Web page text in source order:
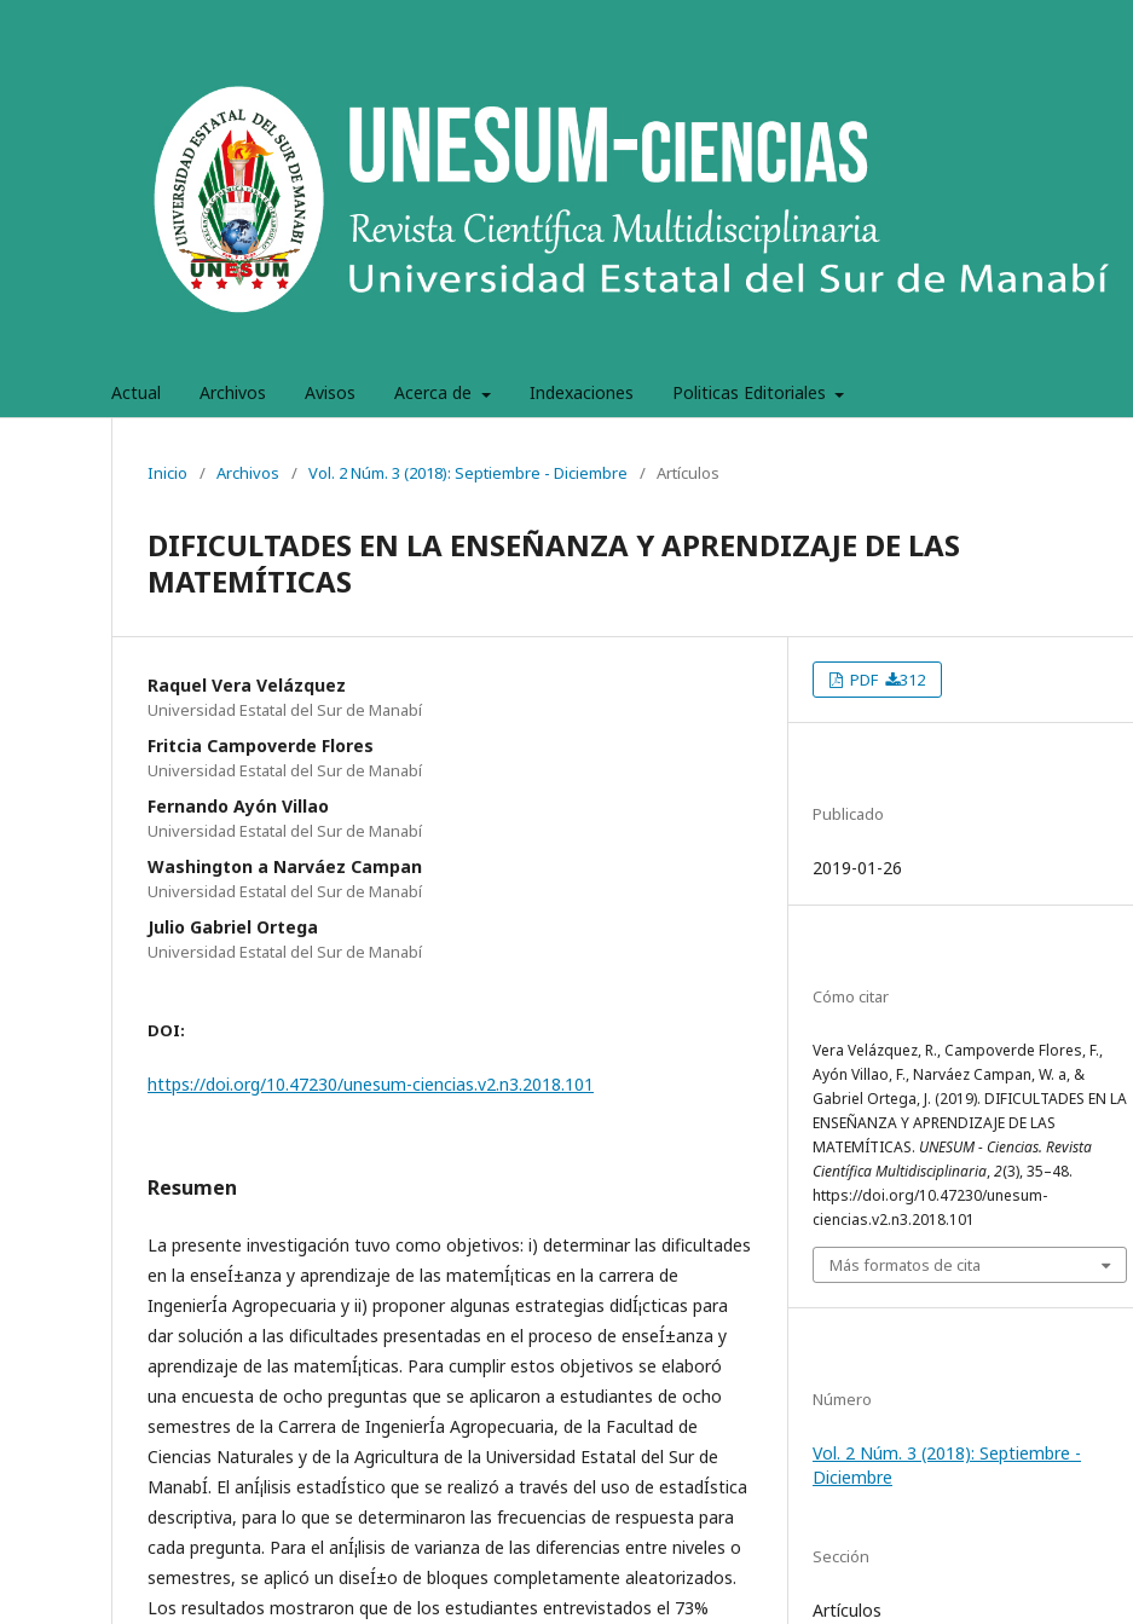
Actual Archivos Avisos Acerca de Indexaciones Politicas Editoriales
Inicio / Archivos / Vol. 2 Núm. 3 (2018): Septiembre - Diciembre / Artículos
DIFICULTADES EN LA ENSEÑANZA Y APRENDIZAJE DE LAS
MATEMÍTICAS
Raquel Vera Velázquez
Universidad Estatal del Sur de Manabí­
Fritcia Campoverde Flores
Universidad Estatal del Sur de Manabí­
Fernando Ayón Villao
Universidad Estatal del Sur de Manabí­
Washington a Narváez Campan
Universidad Estatal del Sur de Manabí­
Julio Gabriel Ortega
Universidad Estatal del Sur de Manabí­
DOI:
https://doi.org/10.47230/unesum-ciencias.v2.n3.2018.101
Resumen
La presente investigación tuvo como objetivos: i) determinar las dificultades
en la enseÍ±anza y aprendizaje de las matemÍ¡ticas en la carrera de
IngenierÍ­a Agropecuaria y ii) proponer algunas estrategias didÍ¡cticas para
dar solución a las dificultades presentadas en el proceso de enseÍ±anza y
aprendizaje de las matemÍ¡ticas. Para cumplir estos objetivos se elaboró
una encuesta de ocho preguntas que se aplicaron a estudiantes de ocho
semestres de la Carrera de IngenierÍ­a Agropecuaria, de la Facultad de
Ciencias Naturales y de la Agricultura de la Universidad Estatal del Sur de
ManabÍ­. El anÍ¡lisis estadÍ­stico que se realizó a través del uso de estadÍ­stica
descriptiva, para lo que se determinaron las frecuencias de respuesta para
cada pregunta. Para el anÍ¡lisis de varianza de las diferencias entre niveles o
semestres, se aplicó un diseÍ±o de bloques completamente aleatorizados.
Los resultados mostraron que de los estudiantes entrevistados el 73%
PDF 312
Publicado
2019-01-26
Cómo citar
Vera Velázquez, R., Campoverde Flores, F.,
Ayón Villao, F., Narváez Campan, W. a, &
Gabriel Ortega, J. (2019). DIFICULTADES EN LA
ENSEÑANZA Y APRENDIZAJE DE LAS
MATEMÍTICAS. UNESUM - Ciencias. Revista
Científica Multidisciplinaria,2(3), 35–48.
https://doi.org/10.47230/unesum-
ciencias.v2.n3.2018.101
Más formatos de cita
Número
Vol. 2 Núm. 3 (2018): Septiembre -
Diciembre
Sección
Artículos